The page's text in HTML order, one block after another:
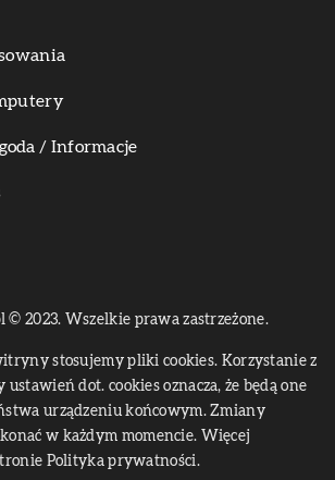
/ Informacje
© 2023. Wszelkie prawa zastrzeżone.
stosujemy pliki cookies. Korzystanie z
dot. cookies oznacza, że będą one
urządzeniu końcowym. Zmiany
w każdym momencie. Więcej
Polityka prywatności.